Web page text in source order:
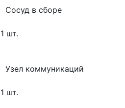
        Сосуд в сборе
      1 шт.
        Узел коммуникаций
      1 шт.